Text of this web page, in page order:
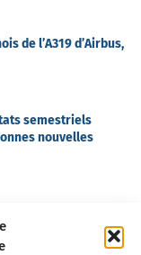
de l’A319 d’Airbus,
semestriels
nouvelles